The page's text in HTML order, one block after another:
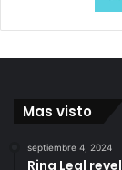
Mas visto
septiembre 4, 2024
Rina Leal